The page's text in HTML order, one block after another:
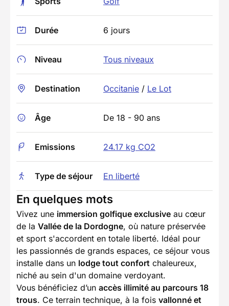
Durée 6 jours
Niveau Tous niveaux
Destination Occitanie / Le Lot
Âge De 18 - 90 ans
Emissions 24.17 kg CO2
Type de séjour En liberté
En quelques mots
Vivez une immersion golfique exclusive au cœur
de la Vallée de la Dordogne, où nature préservée
et sport s'accordent en totale liberté. Idéal pour
les passionnés de grands espaces, ce séjour vous
installe dans un lodge tout confort chaleureux,
niché au sein d'un domaine verdoyant.
Vous bénéficiez d’un accès illimité au parcours 18
trous. Ce terrain technique, à la fois vallonné et